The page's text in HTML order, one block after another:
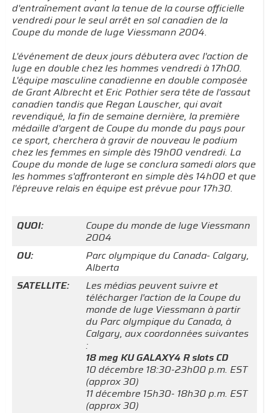
d'entraînement avant la tenue de la course officielle
vendredi pour le seul arrêt en sol canadien de la
Coupe du monde de luge Viessmann 2004.
L'événement de deux jours débutera avec l'action de
luge en double chez les hommes vendredi à 17h00.
L'équipe masculine canadienne en double composée
de Grant Albrecht et Eric Pothier sera tête de l'assaut
canadien tandis que Regan Lauscher, qui avait
revendiqué, la fin de semaine dernière, la première
médaille d'argent de Coupe du monde du pays pour
ce sport, cherchera à gravir de nouveau le podium
chez les femmes en simple dès 19h00 vendredi. La
Coupe du monde de luge se conclura samedi alors que
les hommes s'affronteront en simple dès 14h00 et que
l'épreuve relais en équipe est prévue pour 17h30.
QUOI:
Coupe du monde de luge Viessmann
2004
OU:
Parc olympique du Canada- Calgary,
Alberta
SATELLITE:
Les médias peuvent suivre et
télécharger l'action de la Coupe du
monde de luge Viessmann à partir
du Parc olympique du Canada, à
Calgary, aux coordonnées suivantes
:
18 meg KU GALAXY4 R slots CD
10 décembre 18:30-23h00 p.m. EST
(approx 30)
11 décembre 15h30- 18h30 p.m. EST
(approx 30)